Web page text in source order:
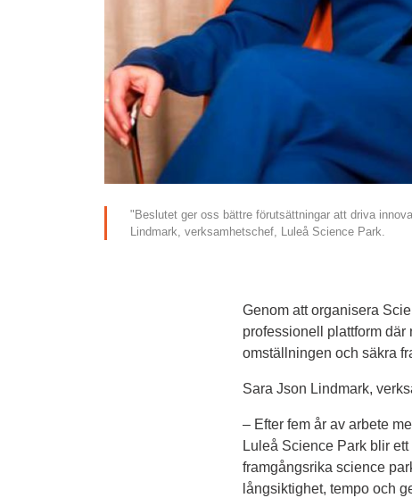
"Beslutet ger oss bättre förutsättningar att driva
Lindmark, verksamhetschef, Luleå Science Park.
Genom att organisera
professionell plattform
omställningen och säkra
Sara Json Lindmark,
– Efter fem år av arbete
Luleå Science Park blir
framgångsrika science
långsiktighet, tempo och